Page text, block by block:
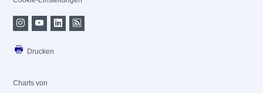
Drucken
Charts von